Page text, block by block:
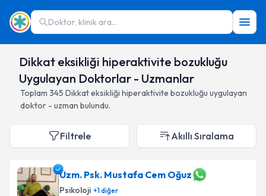
Doktor, klinik ara...
Dikkat eksikliği hiperaktivite bozukluğu
Uygulayan Doktorlar - Uzmanlar
Toplam 345 Dikkat eksikliği hiperaktivite bozukluğu uygulayan
doktor - uzman bulundu.
Filtrele Akıllı Sıralama
Uzm. Psk. Mustafa Cem Oğuz
Psikoloji +1diğer